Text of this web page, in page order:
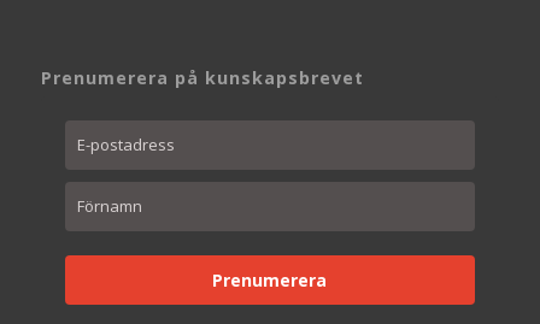
Prenumerera på kunskapsbrevet
Prenumerera